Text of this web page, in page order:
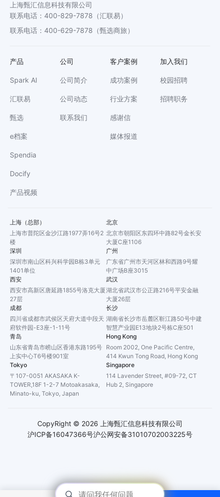
上海甄汇信息科技有限公司
联系电话 ： 400-829-7878 （汇联易）
联系电话 ： 400-629-7878 （甄选商旅）
产品
Spark AI
汇联易
甄选
e档案
Spendia
Docify
产品视频
公司
公司简介
公司动态
联系我们
客户案例
成功案例
行业方案
感谢信
媒体报道
加入我们
校园招聘
招聘职务
上海（总部）
上海市普陀区金沙江路1977弄16号2
楼
北京
北京市朝阳区东四环中路82号金长安
大厦C座1106
深圳
深圳市南山区科兴科学园B栋3单元
1401单位
广州
广东省广州市天河区林和西路9号耀
中广场B座3015
西安
西安市高新区唐延路1855号洛克大厦
27层
武汉
湖北省武汉市公正路216号平安金融
大厦26层
成都
四川省成都市武侯区天府大道中段天
府软件园-E3座-1-11号
长沙
湖南省长沙市岳麓区靳江路50号中建
智慧产业园E13地块2号栋C座501
青岛
山东省青岛市崂山区香港东路195号
上实中心T6号楼901室
Hong Kong
Room 2002, One Pacific Centre,
414 Kwun Tong Road, Hong Kong
Tokyo
〒107-0051 AKASAKA K-
TOWER,18F 1-2-7 Motoakasaka,
Minato-ku, Tokyo, Japan
Singapore
114 Lavender Street, #09-72, CT
Hub 2, Singapore
沪ICP备16047366号沪公网安备31010702003225号
CopyRight © 2026 上海甄汇信息科技有限公司